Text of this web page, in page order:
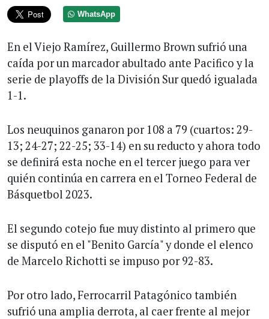
WhatsApp
En el Viejo Ramírez, Guillermo Brown sufrió una
caída por un marcador abultado ante Pacifico y la
serie de playoffs de la División Sur quedó igualada
1-1.
Los neuquinos ganaron por 108 a 79 (cuartos: 29-
13; 24-27; 22-25; 33-14) en su reducto y ahora todo
se definirá esta noche en el tercer juego para ver
quién continúa en carrera en el Torneo Federal de
Básquetbol 2023.
El segundo cotejo fue muy distinto al primero que
se disputó en el "Benito García" y donde el elenco
de Marcelo Richotti se impuso por 92-83.
Por otro lado, Ferrocarril Patagónico también
sufrió una amplia derrota, al caer frente al mejor